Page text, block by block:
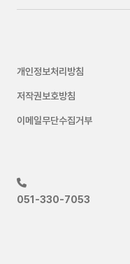
개인정보처리방침
저작권보호방침
이메일무단수집거부
051-330-7053